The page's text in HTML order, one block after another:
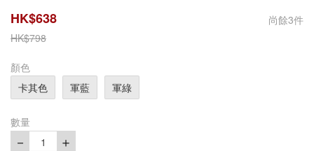
HK$638 尚餘3件
HK$798
顏色
卡其色
軍藍 軍綠
數量
－ 1 ＋